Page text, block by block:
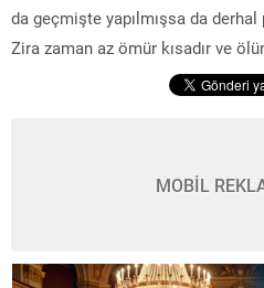
da geçmişte yapılmışsa da
Zira zaman az ömür kısadır ve
MOBİL